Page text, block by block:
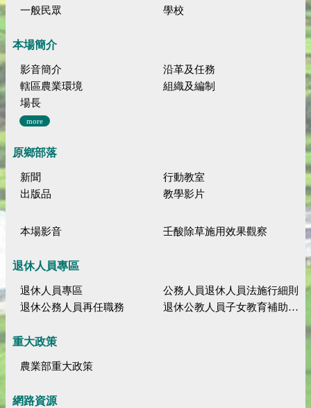
一般民眾
學校
本場簡介
影音簡介
沿革及任務
轄區農業環境
組織及編制
場長
more
原鄉部落
新聞
行動教室
出版品
教學影片
本場影音 壬酸除草施用效果觀察
退休人員專區
退休人員專區
公務人員退休人員法施行細則
退休公務人員再任職務
退休公教人員子女教育補助規定
重大政策
農業部重大政策
網路資源